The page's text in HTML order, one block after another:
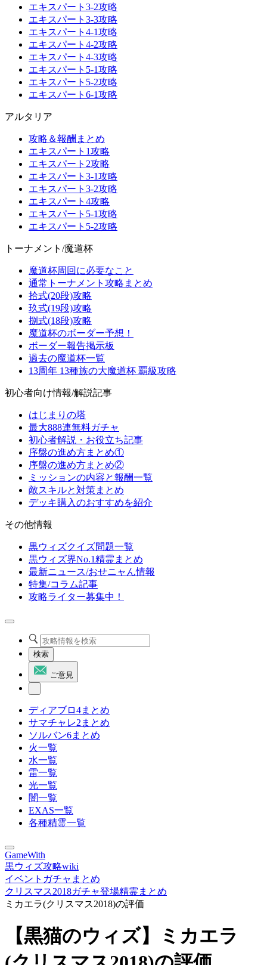
エキスパート3-2攻略
エキスパート3-3攻略
エキスパート4-1攻略
エキスパート4-2攻略
エキスパート4-3攻略
エキスパート5-1攻略
エキスパート5-2攻略
エキスパート6-1攻略
アルタリア
攻略＆報酬まとめ
エキスパート1攻略
エキスパート2攻略
エキスパート3-1攻略
エキスパート3-2攻略
エキスパート4攻略
エキスパート5-1攻略
エキスパート5-2攻略
トーナメント/魔道杯
魔道杯周回に必要なこと
通常トーナメント攻略まとめ
拾式(20段)攻略
玖式(19段)攻略
捌式(18段)攻略
魔道杯のボーダー予想！
ボーダー報告掲示板
過去の魔道杯一覧
13周年 13種族の大魔道杯 覇級攻略
初心者向け情報/解説記事
はじまりの塔
最大888連無料ガチャ
初心者解説・お役立ち記事
序盤の進め方まとめ①
序盤の進め方まとめ②
ミッションの内容と報酬一覧
敵スキルと対策まとめ
デッキ購入のおすすめを紹介
その他情報
黒ウィズクイズ問題一覧
黒ウィズ界No.1精霊まとめ
最新ニュース/おせニャん情報
特集/コラム記事
攻略ライター募集中！
検索
ご意見
ディアブロ4まとめ
サマチャレ2まとめ
ソルバン6まとめ
火一覧
水一覧
雷一覧
光一覧
闇一覧
EXAS一覧
各種精霊一覧
GameWith
黒ウィズ攻略wiki
イベントガチャまとめ
クリスマス2018ガチャ登場精霊まとめ
ミカエラ(クリスマス2018)の評価
【黒猫のウィズ】ミカエラ